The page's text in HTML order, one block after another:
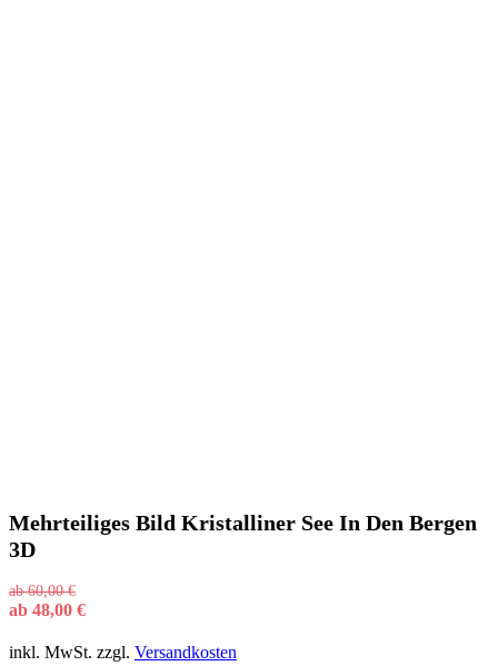
Mehrteiliges Bild Kristalliner See In Den Bergen
3D
ab60,00€
ab 48,00 €
inkl. MwSt. zzgl. Versandkosten